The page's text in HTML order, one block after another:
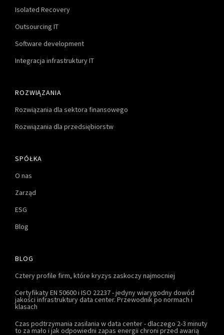
Isolated Recovery
Outsourcing IT
Software development
Integracja infrastruktury IT
ROZWIĄZANIA
Rozwiązania dla sektora finansowego
Rozwiązania dla przedsiębiorstw
SPÓŁKA
O nas
Zarząd
ESG
Blog
BLOG
Cztery profile firm, które kryzys zaskoczy najmocniej
Certyfikaty EN 50600 i ISO 22237 - jedyny wiarygodny dowód
jakości infrastruktury data center. Przewodnik po normach i
klasach
Czas podtrzymania zasilania w data center - dlaczego 2-3 minuty
to za mało i jak odpowiedni zapas energii chroni przed awarią